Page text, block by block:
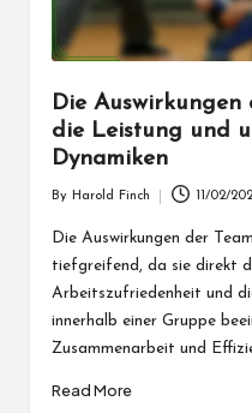
Die
die Leistung und
Dynamiken
by
By Harold Finch 11/02/
Die Auswirkungen der
tiefgreifend, da sie direkt
Arbeitszufriedenheit und
innerhalb einer Gruppe
Zusammenarbeit und
Read More